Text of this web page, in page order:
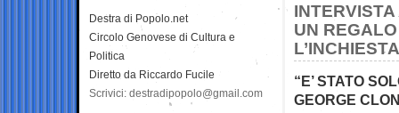
UN
“E’ STATO
GEORGE
Destra di Popolo.net
Circolo Genovese di Cultura e
Politica
Diretto da Riccardo Fucile
Scrivici: destradipopolo@gmail.com